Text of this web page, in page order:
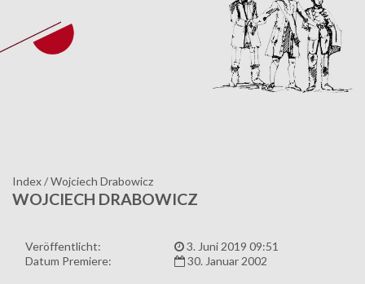
Index/Wojciech Drabowicz
WOJCIECH DRABOWICZ
Veröffentlicht:
3. Juni 2019 09:51
Datum Premiere:
30. Januar 2002